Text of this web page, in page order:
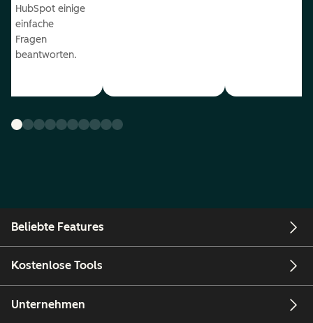
HubSpot einige
einfache
Fragen
beantworten.
Beliebte Features
Kostenlose Tools
Unternehmen